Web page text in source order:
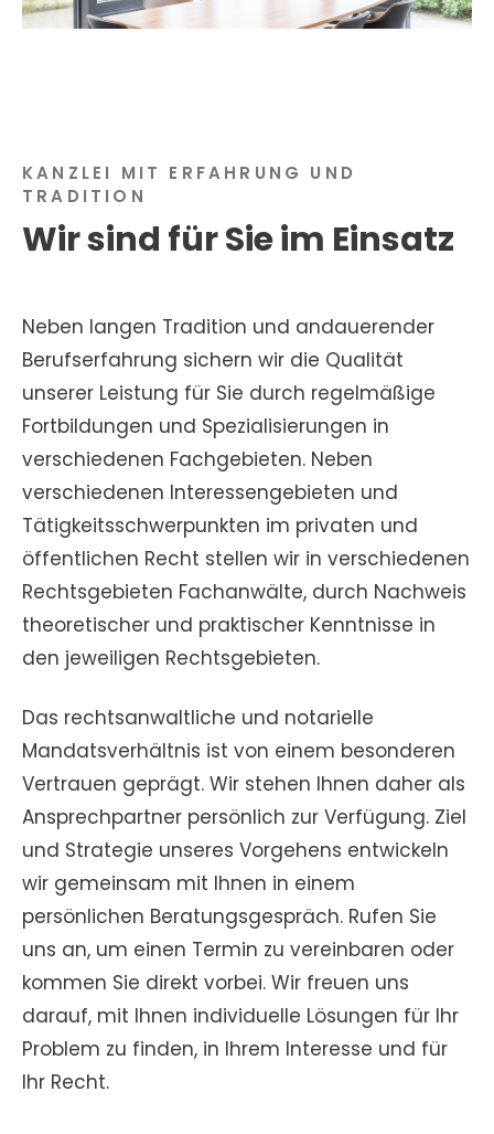
KANZLEI MIT ERFAHRUNG UND
TRADITION
Wir sind für Sie im Einsatz
Neben langen Tradition und andauerender
Berufserfahrung sichern wir die Qualität
unserer Leistung für Sie durch regelmäßige
Fortbildungen und Spezialisierungen in
verschiedenen Fachgebieten. Neben
verschiedenen Interessengebieten und
Tätigkeitsschwerpunkten im privaten und
öffentlichen Recht stellen wir in verschiedenen
Rechtsgebieten Fachanwälte, durch Nachweis
theoretischer und praktischer Kenntnisse in
den jeweiligen Rechtsgebieten.
Das rechtsanwaltliche und notarielle
Mandatsverhältnis ist von einem besonderen
Vertrauen geprägt. Wir stehen Ihnen daher als
Ansprechpartner persönlich zur Verfügung. Ziel
und Strategie unseres Vorgehens entwickeln
wir gemeinsam mit Ihnen in einem
persönlichen Beratungsgespräch. Rufen Sie
uns an, um einen Termin zu vereinbaren oder
kommen Sie direkt vorbei. Wir freuen uns
darauf, mit Ihnen individuelle Lösungen für Ihr
Problem zu finden, in Ihrem Interesse und für
Ihr Recht.